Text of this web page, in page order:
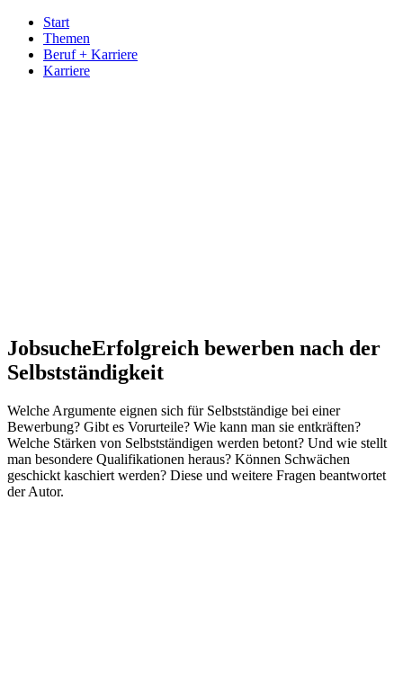
Start
Themen
Beruf + Karriere
Karriere
JobsucheErfolgreich bewerben nach der
Selbstständigkeit
Welche Argumente eignen sich für Selbstständige bei einer
Bewerbung? Gibt es Vorurteile? Wie kann man sie entkräften?
Welche Stärken von Selbstständigen werden betont? Und wie stellt
man besondere Qualifikationen heraus? Können Schwächen
geschickt kaschiert werden? Diese und weitere Fragen beantwortet
der Autor.